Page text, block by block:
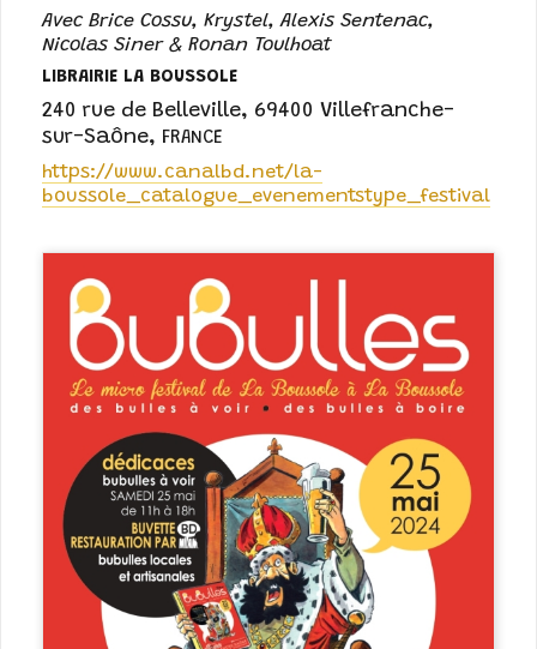
Avec Brice Cossu, Krystel, Alexis Sentenac,
Nicolas Siner & Ronan Toulhoat
LIBRAIRIE LA BOUSSOLE
240 rue de Belleville, 69400 Villefranche-
sur-Saône, FRANCE
https://www.canalbd.net/la-
boussole_catalogue_evenementstype_festival